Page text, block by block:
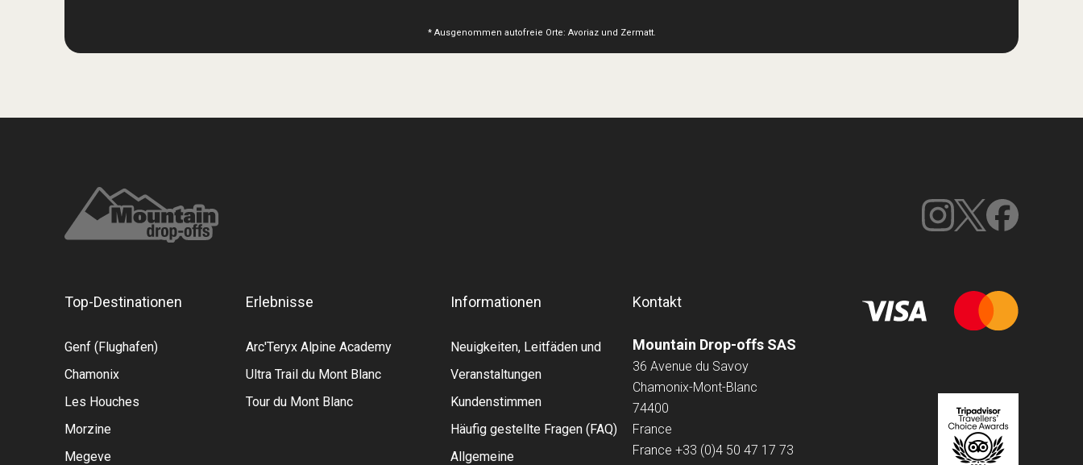
* Ausgenommen autofreie Orte: Avoriaz und Zermatt.
Top-Destinationen
Genf (Flughafen)
Chamonix
Les Houches
Morzine
Megeve
Erlebnisse
Arc'Teryx Alpine Academy
Ultra Trail du Mont Blanc
Tour du Mont Blanc
Informationen
Neuigkeiten, Leitfäden und
Veranstaltungen
Kundenstimmen
Häufig gestellte Fragen (FAQ)
Allgemeine
Kontakt
Mountain Drop-offs SAS
36 Avenue du Savoy
Chamonix-Mont-Blanc
74400
France
France+33 (0)4 50 47 17 73